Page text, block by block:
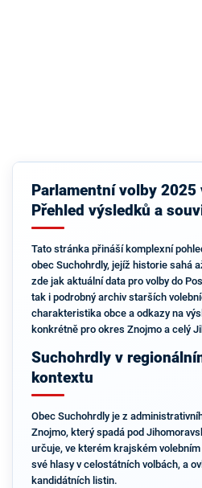
Parlamentní volby 2025
Přehled výsledků a
Tato stránka přináší komplexní
obec Suchohrdly, jejíž historie sahá
zde jak aktuální data pro volby do
tak i podrobný archiv starších
charakteristika obce a odkazy na
konkrétně pro okres Znojmo a celý
Suchohrdly v
kontextu
Obec Suchohrdly je z
Znojmo, který spadá pod
určuje, ve kterém krajském
své hlasy v celostátních volbách, a
kandidátních listin.